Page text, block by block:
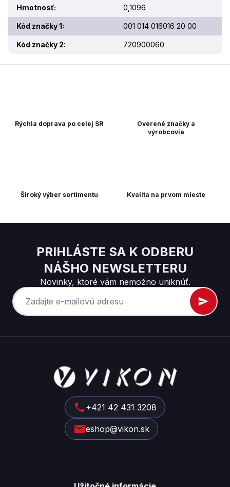
Hmotnosť: 0,1096
Kód značky 1: 001 014 016016 20 00
Kód značky 2: 720900060
Kvalita na prvom mieste
Overené značky a
výrobcovia
Rýchla doprava po celej SR
Široký výber sortimentu
PRIHLÁSTE SA K ODBERU
NÁŠHO NEWSLETTERU
Novinky, ktoré vám nemožno uniknúť.
+421 42 431 3208
eshop@vikon.sk